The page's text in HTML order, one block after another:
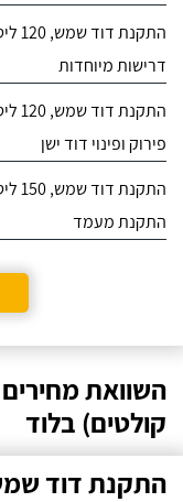
דרישות מיוחדות
פירוק ופינוי דוד ישן
התקנת מעמד
השוואת
קולטים) בלוד
התקנת דוד שמש